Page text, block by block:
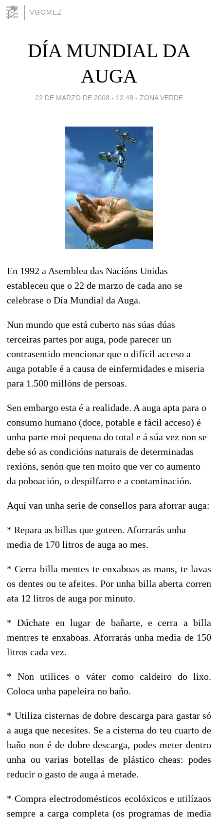
VGOMEZ
DÍA MUNDIAL DA
AUGA
22 DE MARZO DE 2008 - 12:48 - ZONA VERDE
En 1992 a Asemblea das Nacións Unidas
estableceu que o 22 de marzo de cada ano se
celebrase o Día Mundial da Auga.
Nun mundo que está cuberto nas súas dúas
terceiras partes por auga, pode parecer un
contrasentido mencionar que o difícil acceso a
auga potable é a causa de einfermidades e miseria
para 1.500 millóns de persoas.
Sen embargo esta é a realidade. A auga apta para o
consumo humano (doce, potable e fácil acceso) é
unha parte moi pequena do total e á súa vez non se
debe só as condicións naturais de determinadas
rexións, senón que ten moito que ver co aumento
da poboación, o despilfarro e a contaminación.
Aquí van unha serie de consellos para aforrar auga:
* Repara as billas que goteen. Aforrarás unha
media de 170 litros de auga ao mes.
* Cerra billa mentes te enxaboas as mans, te lavas
os dentes ou te afeites. Por unha billa aberta corren
ata 12 litros de auga por minuto.
* Dúchate en lugar de bañarte, e cerra a billa
mentres te enxaboas. Aforrarás unha media de 150
litros cada vez.
* Non utilices o váter como caldeiro do lixo.
Coloca unha papeleira no baño.
* Utiliza cisternas de dobre descarga para gastar só
a auga que necesites. Se a cisterna do teu cuarto de
baño non é de dobre descarga, podes meter dentro
unha ou varias botellas de plástico cheas: podes
reducir o gasto de auga á metade.
* Compra electrodomésticos ecolóxicos e utilízaos
sempre a carga completa (os programas de media